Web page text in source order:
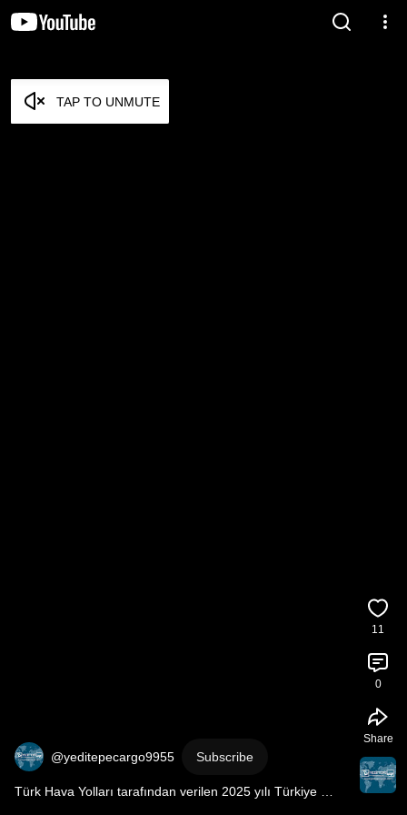
TAP TO UNMUTE
@yeditepecargo9955 Subscribe
Türk Hava Yolları tarafından verilen 2025 yılı Türkiye
11
0
Share